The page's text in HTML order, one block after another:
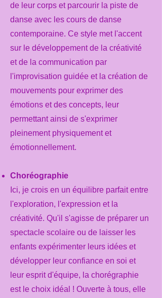
de leur corps et parcourir la piste de
danse avec les cours de danse
contemporaine. Ce style met l'accent
sur le développement de la créativité
et de la communication par
l'improvisation guidée et la création de
mouvements pour exprimer des
émotions et des concepts, leur
permettant ainsi de s'exprimer
pleinement physiquement et
émotionnellement.
Choréographie
Ici, je crois en un équilibre parfait entre
l'exploration, l'expression et la
créativité. Qu'il s'agisse de préparer un
spectacle scolaire ou de laisser les
enfants expérimenter leurs idées et
développer leur confiance en soi et
leur esprit d'équipe, la chorégraphie
est le choix idéal ! Ouverte à tous, elle